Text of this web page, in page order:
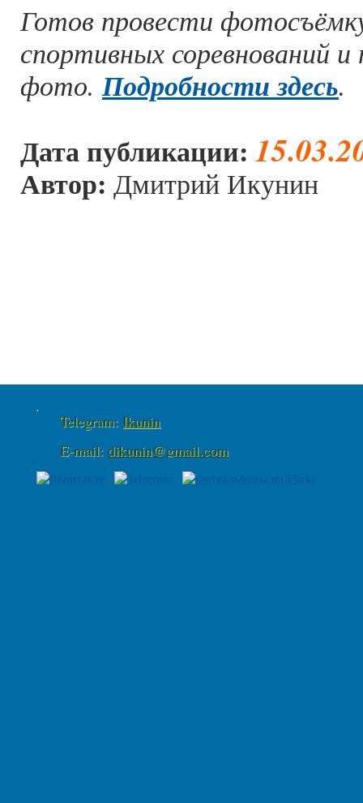
Готов провести
спортивных соревнований
фото. Подробности здесь.
Дата публикации:
Автор: Дмитрий Икунин
Telegram: Ikunin
E-mail: dikunin@gmail.com